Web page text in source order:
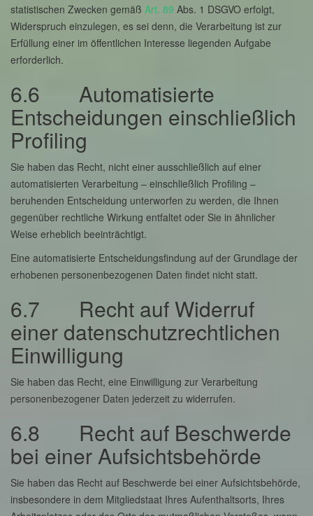
statistischen Zwecken gemäß Art. 89 Abs. 1 DSGVO erfolgt,
Widerspruch einzulegen, es sei denn, die Verarbeitung ist zur
Erfüllung einer im öffentlichen Interesse liegenden Aufgabe
erforderlich.
6.6 Automatisierte
Entscheidungen einschließlich
Profiling
Sie haben das Recht, nicht einer ausschließlich auf einer
automatisierten Verarbeitung – einschließlich Profiling –
beruhenden Entscheidung unterworfen zu werden, die Ihnen
gegenüber rechtliche Wirkung entfaltet oder Sie in ähnlicher
Weise erheblich beeinträchtigt.
Eine automatisierte Entscheidungsfindung auf der Grundlage der
erhobenen personenbezogenen Daten findet nicht statt.
6.7 Recht auf Widerruf
einer datenschutzrechtlichen
Einwilligung
Sie haben das Recht, eine Einwilligung zur Verarbeitung
personenbezogener Daten jederzeit zu widerrufen.
6.8 Recht auf Beschwerde
bei einer Aufsichtsbehörde
Sie haben das Recht auf Beschwerde bei einer Aufsichtsbehörde,
insbesondere in dem Mitgliedstaat Ihres Aufenthaltsorts, Ihres